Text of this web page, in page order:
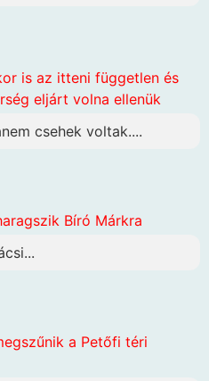
is az itteni független és
eljárt volna ellenük
csehek voltak....
Bíró Márkra
a Petőfi téri